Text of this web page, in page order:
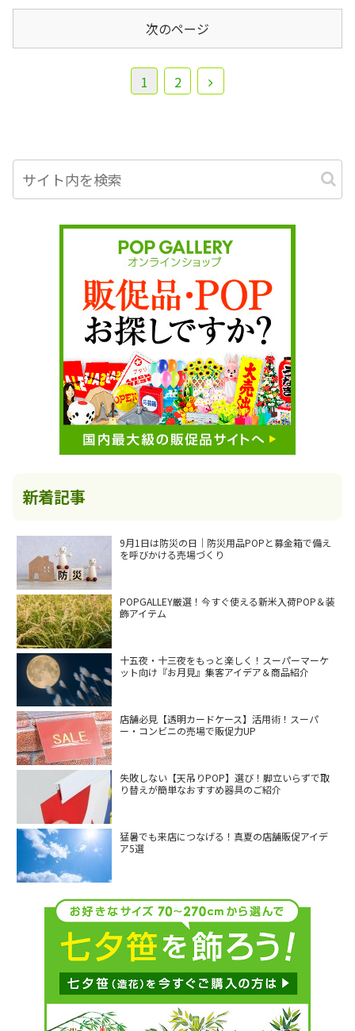
次のページ
1 2
新着記事
9月1日は防災の日｜防災用品POPと募金箱で備え
を呼びかける売場づくり
POPGALLEY厳選！今すぐ使える新米入荷POP＆装
飾アイテム
十五夜・十三夜をもっと楽しく！スーパーマーケ
ット向け『お月見』集客アイデア＆商品紹介
店舗必見【透明カードケース】活用術！スーパ
ー・コンビニの売場で販促力UP
失敗しない【天吊りPOP】選び！脚立いらずで取
り替えが簡単なおすすめ器具のご紹介
猛暑でも来店につなげる！真夏の店舗販促アイデ
ア5選